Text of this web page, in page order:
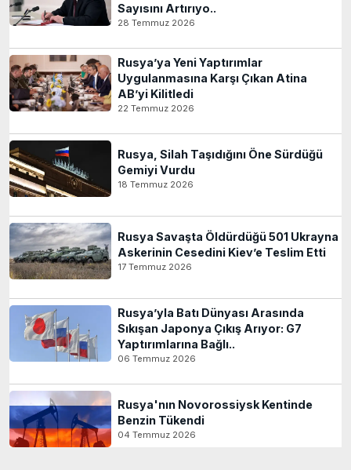
Sayısını Artırıyo..
28 Temmuz 2026
Rusya’ya Yeni Yaptırımlar
Uygulanmasına Karşı Çıkan Atina
AB’yi Kilitledi
22 Temmuz 2026
Rusya, Silah Taşıdığını Öne Sürdüğü
Gemiyi Vurdu
18 Temmuz 2026
Rusya Savaşta Öldürdüğü 501 Ukrayna
Askerinin Cesedini Kiev’e Teslim Etti
17 Temmuz 2026
Rusya’yla Batı Dünyası Arasında
Sıkışan Japonya Çıkış Arıyor: G7
Yaptırımlarına Bağlı..
06 Temmuz 2026
Rusya'nın Novorossiysk Kentinde
Benzin Tükendi
04 Temmuz 2026